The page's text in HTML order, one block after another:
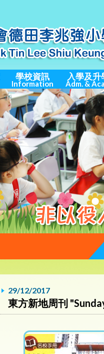
學校資訊
Information
入學及升
Adm. &
29/12/2017
東方新地周刊